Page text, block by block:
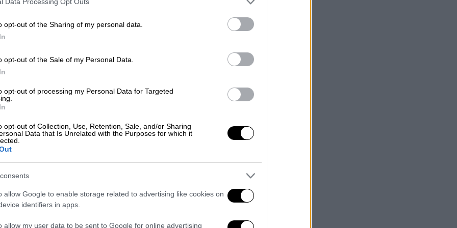
opt-out of the Sharing of my personal data.
opt-out of the Sale of my Personal Data.
opt-out of processing my Personal Data for Targeted
opt-out of Collection, Use, Retention, Sale, and/or Sharing
Data that Is Unrelated with the Purposes for which it
allow Google to enable storage related to advertising like cookies on
identifiers in apps.
allow my user data to be sent to Google for online advertising
το ΕΘΝΟΣ στη Google
Ασπρόπυργου
για παράβαση της νομοθεσίας περί
καρτοτηλέφωνα από περιοχές